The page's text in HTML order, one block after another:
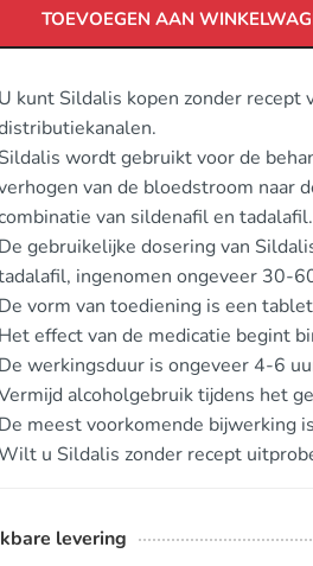
TOEVOEGEN AAN
U kunt Sildalis kopen zonder
Sildalis wordt gebruikt voor de
van de bloedstroom naar
van sildenafil en tadalafil.
De gebruikelijke dosering van
ingenomen ongeveer 30-
De vorm van toediening is een
Het effect van de medicatie begint
De werkingsduur is ongeveer 4-6
alcoholgebruik tijdens het
De meest voorkomende bijwerking
u Sildalis zonder recept
levering